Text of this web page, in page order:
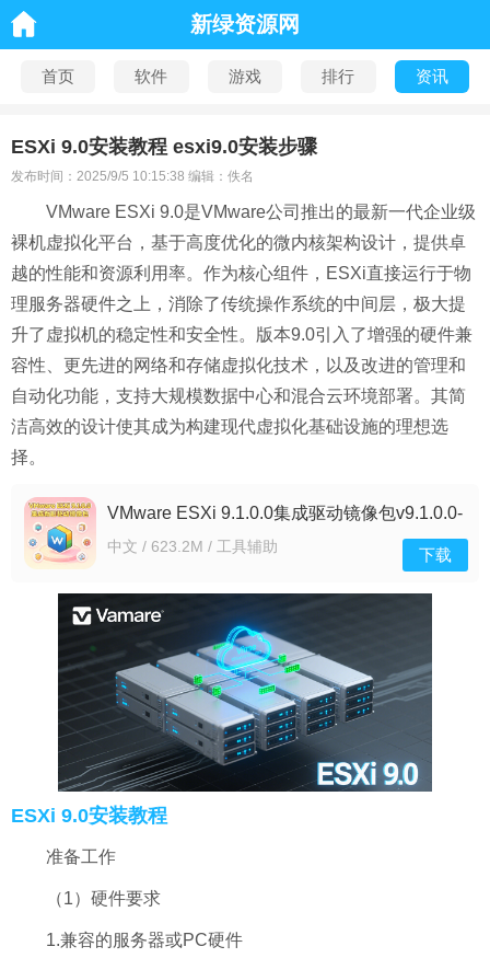
新绿资源网
首页 软件 游戏 排行 资讯
ESXi 9.0安装教程 esxi9.0安装步骤
发布时间：2025/9/5 10:15:38 编辑：佚名
VMware ESXi 9.0是VMware公司推出的最新一代企业级
裸机虚拟化平台，基于高度优化的微内核架构设计，提供卓
越的性能和资源利用率。作为核心组件，ESXi直接运行于物
理服务器硬件之上，消除了传统操作系统的中间层，极大提
升了虚拟机的稳定性和安全性。版本9.0引入了增强的硬件兼
容性、更先进的网络和存储虚拟化技术，以及改进的管理和
自动化功能，支持大规模数据中心和混合云环境部署。其简
洁高效的设计使其成为构建现代虚拟化基础设施的理想选
择。
VMware ESXi 9.1.0.0集成驱动镜像包v9.1.0.0-
25370933 集成版
中文 / 623.2M / 工具辅助 下载
ESXi 9.0安装教程
准备工作
（1）硬件要求
1.兼容的服务器或PC硬件